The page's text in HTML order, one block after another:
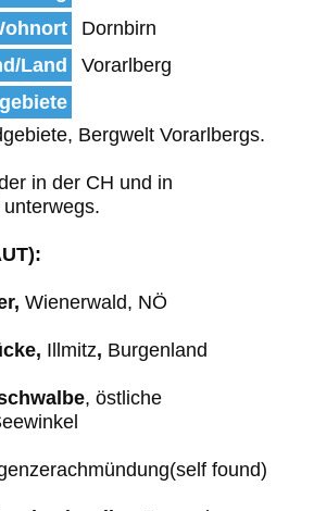
Dornbirn
Land
Vorarlberg
Bergwelt Vorarlbergs.
in der CH und in
Wienerwald, NÖ
Illmitz, Burgenland
, östliche
found)